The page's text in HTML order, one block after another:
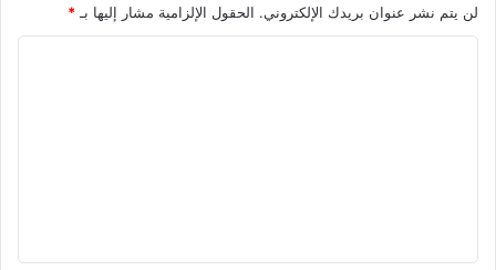
لن يتم نشر عنوان بريدك الإلكتروني. الحقول الإلزامية مشار إليها بـ *